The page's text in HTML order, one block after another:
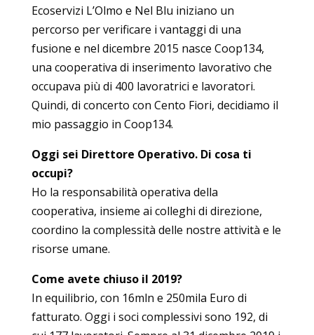
Ecoservizi L’Olmo e Nel Blu iniziano un
percorso per verificare i vantaggi di una
fusione e nel dicembre 2015 nasce Coop134,
una cooperativa di inserimento lavorativo che
occupava più di 400 lavoratrici e lavoratori.
Quindi, di concerto con Cento Fiori, decidiamo il
mio passaggio in Coop134.
Oggi sei Direttore Operativo. Di cosa ti
occupi?
Ho la responsabilità operativa della
cooperativa, insieme ai colleghi di direzione,
coordino la complessità delle nostre attività e le
risorse umane.
Come avete chiuso il 2019?
In equilibrio, con 16mln e 250mila Euro di
fatturato. Oggi i soci complessivi sono 192, di